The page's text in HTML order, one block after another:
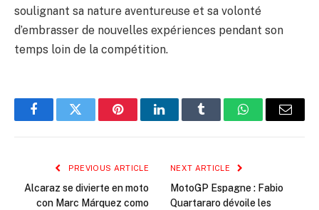
soulignant sa nature aventureuse et sa volonté
d’embrasser de nouvelles expériences pendant son
temps loin de la compétition.
FacebookTwitter PinterestLinkedInTumblr WhatsAppEmail
PREVIOUS ARTICLE
Alcaraz se divierte en moto
con Marc Márquez como
NEXT ARTICLE
MotoGP Espagne : Fabio
Quartararo dévoile les